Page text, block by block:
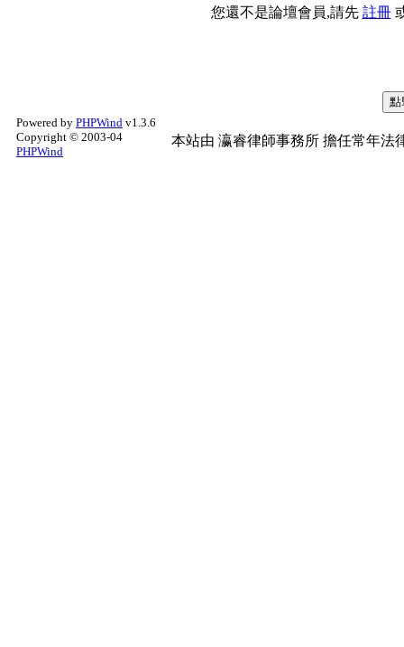
您還不是論壇會員,請先 註冊
Powered by PHPWind v1.3.6
Copyright © 2003-04
PHPWind
本站由 瀛睿律師事務所 擔任常年法